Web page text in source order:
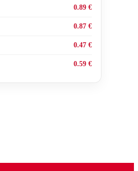
0.89 €
0.87 €
0.47 €
0.59 €